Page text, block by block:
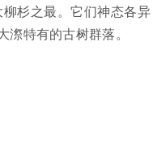
杉之最。它们神态各
特有的古树群落。